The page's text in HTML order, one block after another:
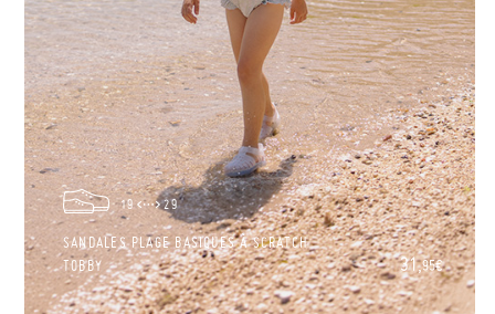
19 29
SANDALES PLAGE BASIQUES À SCRATCH
TOBBY
31,95€